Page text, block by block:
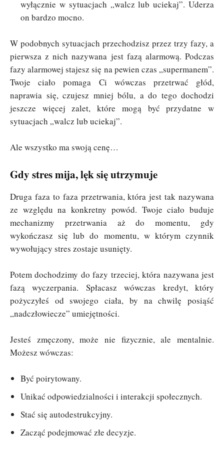
wyłącznie w sytuacjach „walcz lub uciekaj”. Uderza
on bardzo mocno.
W podobnych sytuacjach przechodzisz przez trzy fazy, a
pierwsza z nich nazywana jest fazą alarmową. Podczas
fazy alarmowej stajesz się na pewien czas „supermanem”.
Twoje ciało pomaga Ci wówczas przetrwać głód,
naprawia się, czujesz mniej bólu, a do tego dochodzi
jeszcze więcej zalet, które mogą być przydatne w
sytuacjach „walcz lub uciekaj”.
Ale wszystko ma swoją cenę…
Gdy stres mija, lęk się utrzymuje
Druga faza to faza przetrwania, która jest tak nazywana
ze względu na konkretny powód. Twoje ciało buduje
mechanizmy przetrwania aż do momentu, gdy
wykończasz się lub do momentu, w którym czynnik
wywołujący stres zostaje usunięty.
Potem dochodzimy do fazy trzeciej, która nazywana jest
fazą wyczerpania. Spłacasz wówczas kredyt, który
pożyczyłeś od swojego ciała, by na chwilę posiąść
„nadczłowiecze” umiejętności.
Jesteś zmęczony, może nie fizycznie, ale mentalnie.
Możesz wówczas:
Być poirytowany.
Unikać odpowiedzialności i interakcji społecznych.
Stać się autodestrukcyjny.
Zacząć podejmować złe decyzje.